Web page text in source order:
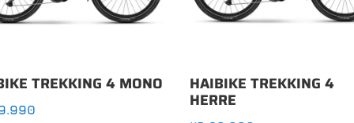
TREKKING 4 MONO HAIBIKE TREKKING 4
HERRE